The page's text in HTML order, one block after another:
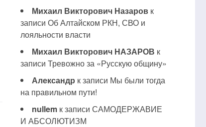
Михаил Викторович Назаровк
записи Об Алтайском РКН, СВО и
лояльности власти
Михаил Викторович НАЗАРОВ к
записи Тревожно за «Русскую общину»
Александр к записи Мы были тогда
на правильном пути!
nullemк записи САМОДЕРЖАВИЕ
И АБСОЛЮТИЗМ